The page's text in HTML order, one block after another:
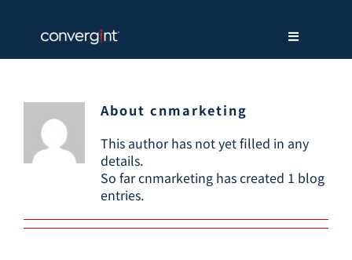
content
Toggle
Navigation
解决方案
新闻中心
About cnmarketing
This author has not yet filled in any
details.
So far cnmarketing has created 1 blog
entries.